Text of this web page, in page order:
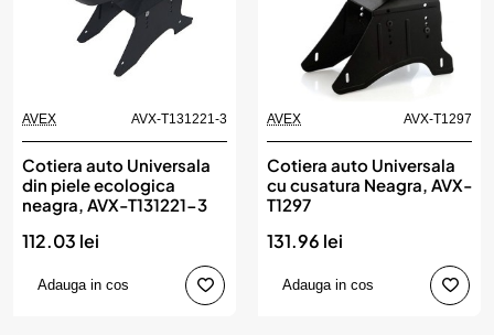
AVEX AVX-T131221-3
Cotiera auto Universala
din piele ecologica
neagra, AVX-T131221-3
112.03 lei
Adauga in cos
AVEX AVX-T1297
Cotiera auto Universala
cu cusatura Neagra, AVX-
T1297
131.96 lei
Adauga in cos